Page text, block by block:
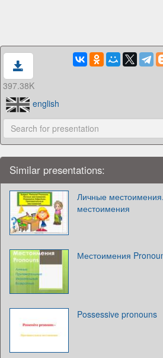
397.38K
english
Similar presentations:
Личные
местоимения
Местоимения
Possessive pronouns